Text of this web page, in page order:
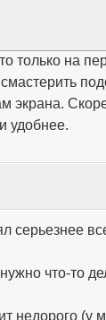
только на
экрана.
удобнее.
серьезнее
что-то
недорого (у